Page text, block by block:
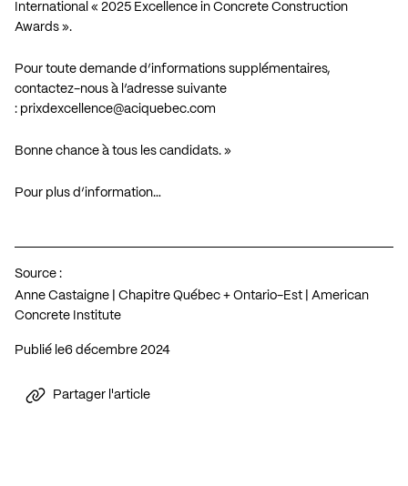
International « 2025 Excellence in Concrete Construction
Awards ».
Pour toute demande d’informations supplémentaires,
contactez-nous à l’adresse suivante
: prixdexcellence@aciquebec.com
Bonne chance à tous les candidats. »
Pour plus d’information…
Source :
Anne Castaigne | Chapitre Québec + Ontario-Est | American
Concrete Institute
Publié le 6 décembre 2024
Partager l'article